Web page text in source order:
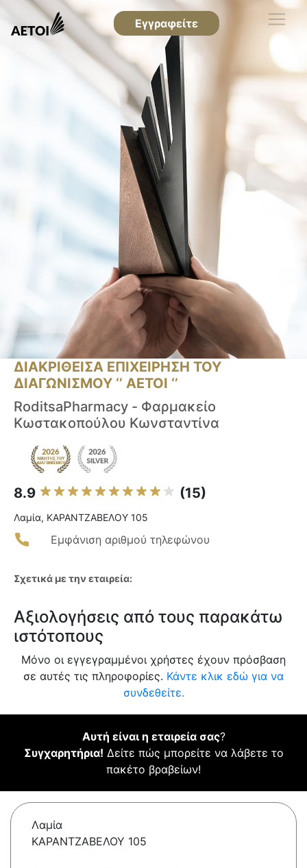
Εγγραφείτε
ΔΙΑΚΡΙΘΕΙΣΑ ΕΠΙΧΕΙΡΗΣΗ ΤΟΥ
ΔΙΑΓΩΝΙΣΜΟΥ ‘’ ΑΕΤΟΙ ‘’
RoditsaPharmacy - Φαρμακείο
Κωστακοπούλου Κωνσταντίνα
8.9 (15)
Λαμία, ΚΑΡΑΝΤΖΑΒΕΛΟΥ 105
Εμφάνιση αριθμού τηλεφώνου
Σχετικά με την εταιρεία:
Αξιολογήσεις από τους παρακάτω
ιστότοπους
Μόνο οι εγγεγραμμένοι χρήστες έχουν πρόσβαση
σε αυτές τις πληροφορίες. Κάντε κλικ εδώ για να
συνδεθείτε.
Αυτή είναι η εταιρεία σας?
Συγχαρητήρια! Δείτε πώς μπορείτε να λάβετε το
πακέτο βραβείων!
Λαμία
ΚΑΡΑΝΤΖΑΒΕΛΟΥ 105